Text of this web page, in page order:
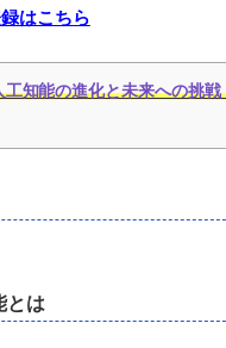
はこちら
工知能の進化と未来への挑
とは